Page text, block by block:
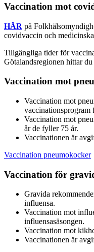
Vaccination mot
HÄR på
covidvaccin och
Tillgängliga tider för
Götalandsregionen hittar du
Vaccination mot
Vaccination mot
vaccinationsprogram
Vaccination mot
år de fyller 75 år.
Vaccinationen är
Vaccination pneumokocker
Vaccination för
Gravida
influensa.
Vaccination mot
influensasäsongen.
Vaccination mot
Vaccinationen är